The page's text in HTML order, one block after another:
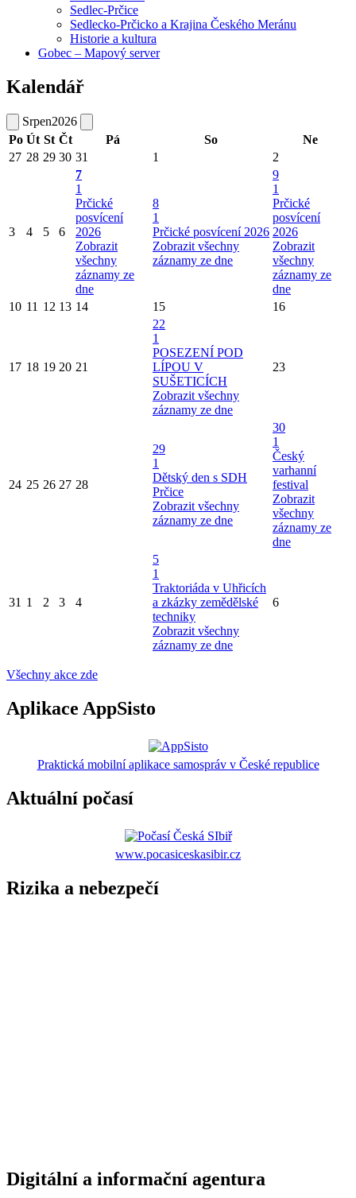
Sedlec-Prčice
Sedlecko-Prčicko a Krajina Českého Meránu
Historie a kultura
Gobec – Mapový server
Kalendář
Srpen2026
Po Út St Čt Pá So
Ne
27 28 29 30 31 1 2
3 4 5 6
7
1
Prčické
posvícení
2026
Zobrazit
všechny
záznamy ze
dne
8
1
Prčické posvícení 2026
Zobrazit všechny
záznamy ze dne
9
1
Prčické
posvícení
2026
Zobrazit
všechny
záznamy ze
dne
10 11 12 13 14 15 16
17 18 19 20 21
22
1
POSEZENÍ POD
LÍPOU V
SUŠETICÍCH
Zobrazit všechny
záznamy ze dne
23
24 25 26 27 28
29
1
Dětský den s SDH
Prčice
Zobrazit všechny
záznamy ze dne
30
1
Český
varhanní
festival
Zobrazit
všechny
záznamy ze
dne
31 1 2 3 4
5
1
Traktoriáda v Uhřicích
a zkázky zemědělské
techniky
Zobrazit všechny
záznamy ze dne
6
Všechny akce zde
Aplikace AppSisto
Praktická mobilní aplikace samospráv v České republice
Aktuální počasí
www.pocasiceskasibir.cz
Rizika a nebezpečí
Digitální a informační agentura